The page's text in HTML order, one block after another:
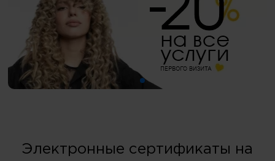
Электронные сертификаты на